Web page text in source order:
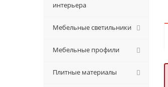
интерьера
Мебельные светильники
Мебельные профили
Плитные материалы